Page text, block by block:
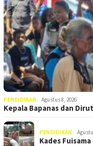
PENDIDIKAN Agustus 8, 2026
Kepala Bapanas dan
PENDIDIKAN
Kades